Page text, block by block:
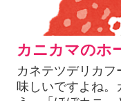
カニカマのホ
カネテツデリカ
味しいですよね。